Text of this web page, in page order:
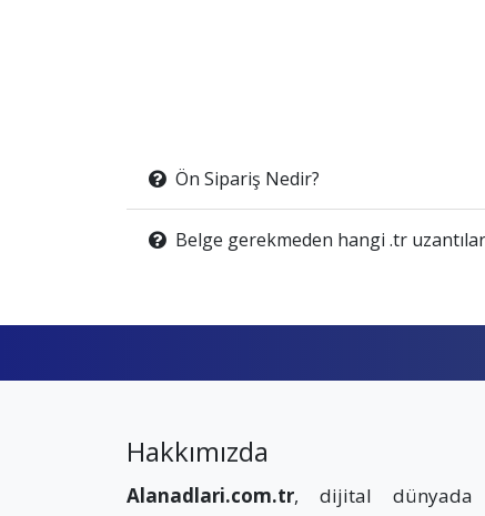
Ön Sipariş Nedir?
Belge gerekmeden hangi .tr
Hakkımızda
Alanadlari.com.tr, dijital dünyada